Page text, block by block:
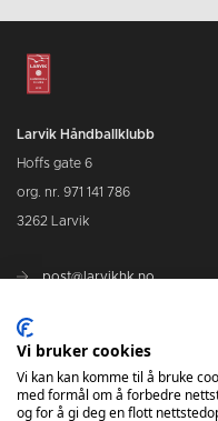
Larvik Håndballklubb
Hoffs gate 6
org. nr. 971 141 786
3262 Larvik
post@larvikhk.no
Vi bruker cookies
Vi kan kan komme til å bruke
med formål om å forbedre
og for å gi deg en flott